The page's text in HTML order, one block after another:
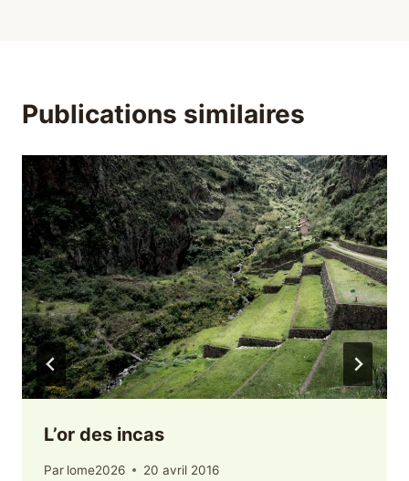
Publications similaires
L’or des incas
Par lome2026 20 avril 2016